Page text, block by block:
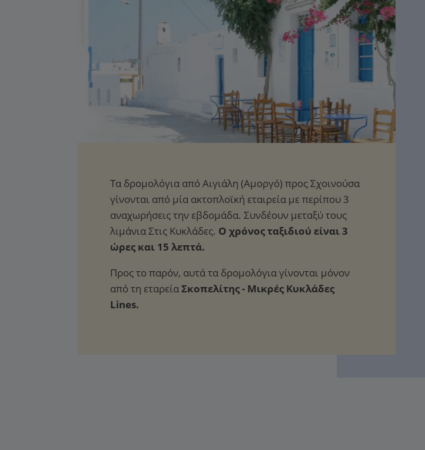
Ο χρόνος ταξιδιού είναι 3
ώρες και 15 λεπτά.
Προς το παρόν, αυτά τα δρομολόγια γίνονται μόνον
από τη εταρείαΣκοπελίτης - Μικρές Κυκλάδες
Lines.